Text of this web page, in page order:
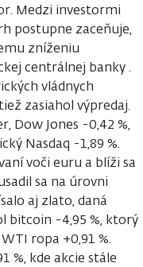
Medzi investormi
postupne zaceňuje,
zníženiu
centrálnej banky .
vládnych
zasiahol výpredaj.
Dow Jones -0,42 %,
Nasdaq -1,89 %.
voči euru a blíži sa
sa na úrovni
aj zlato, daná
bitcoin -4,95 %, ktorý
ropa +0,91 %.
%, kde akcie stále